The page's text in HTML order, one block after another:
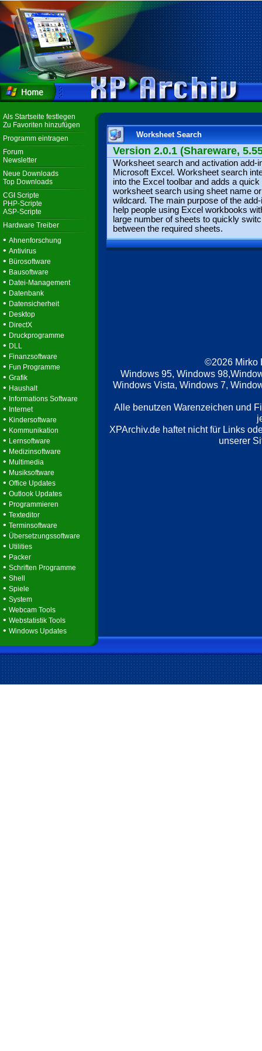
Als Startseite festlegen
Zu Favoriten hinzufügen
Programm eintragen
Forum
Newsletter
Neue Downloads
Top Downloads
CGI Scripte
PHP-Scripte
ASP-Scripte
Hardware Treiber
• Ahnenforschung
• Antivirus
• Bürosoftware
• Bausoftware
• Datei-Management
• Datenbank
• Datensicherheit
• Desktop
• DirectX
• Druckprogramme
• DLL
• Finanzsoftware
• Fun Programme
• Grafik
• Haushalt
• Informations Software
• Internet
• Kindersoftware
• Kommunikation
• Lernsoftware
• Medizinsoftware
• Multimedia
• Musiksoftware
• Office Updates
• Outlook Updates
• Programmieren
• Texteditor
• Terminsoftware
• Übersetzungssoftware
• Utilities
• Packer
• Schriften Programme
• Shell
• Spiele
• System
• Webcam Tools
• Webstatistik Tools
• Windows Updates
Worksheet Search
Version 2.0.1 (Shareware,
Worksheet search and activation add-
Microsoft Excel. Worksheet search
into the Excel toolbar and adds a quick
worksheet search using sheet name
wildcard. The main purpose of the
help people using Excel workbooks
large number of sheets to quickly
between the required sheets.
©2026 Mirko
Windows 95, Windows
Windows Vista, Windows 7,
Alle benutzen Warenzeichen und
XPArchiv.de haftet nicht für Links
unserer